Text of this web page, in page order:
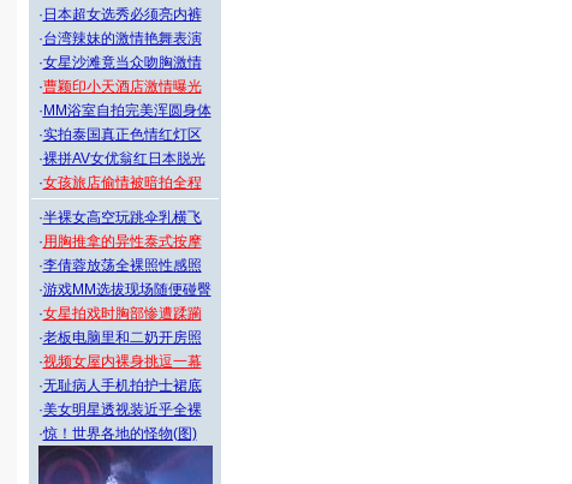
· 日本超女选秀必须亮内裤
·台湾辣妹的激情艳舞表演
·女星沙滩竟当众吻胸激情
·曹颖印小天酒店激情曝光
· MM浴室自拍完美浑圆身体
·实拍泰国真正色情红灯区
·裸拼AV女优翁红日本脱光
·女孩旅店偷情被暗拍全程
·半裸女高空玩跳伞乳横飞
·用胸推拿的异性泰式按摩
·李倩蓉放荡全裸照性感照
·游戏MM选拔现场随便碰臀
·女星拍戏时胸部惨遭蹂躏
·老板电脑里和二奶开房照
·视频女屋内裸身挑逗一幕
·无耻病人手机拍护士裙底
·美女明星透视装近乎全裸
·惊！世界各地的怪物(图)